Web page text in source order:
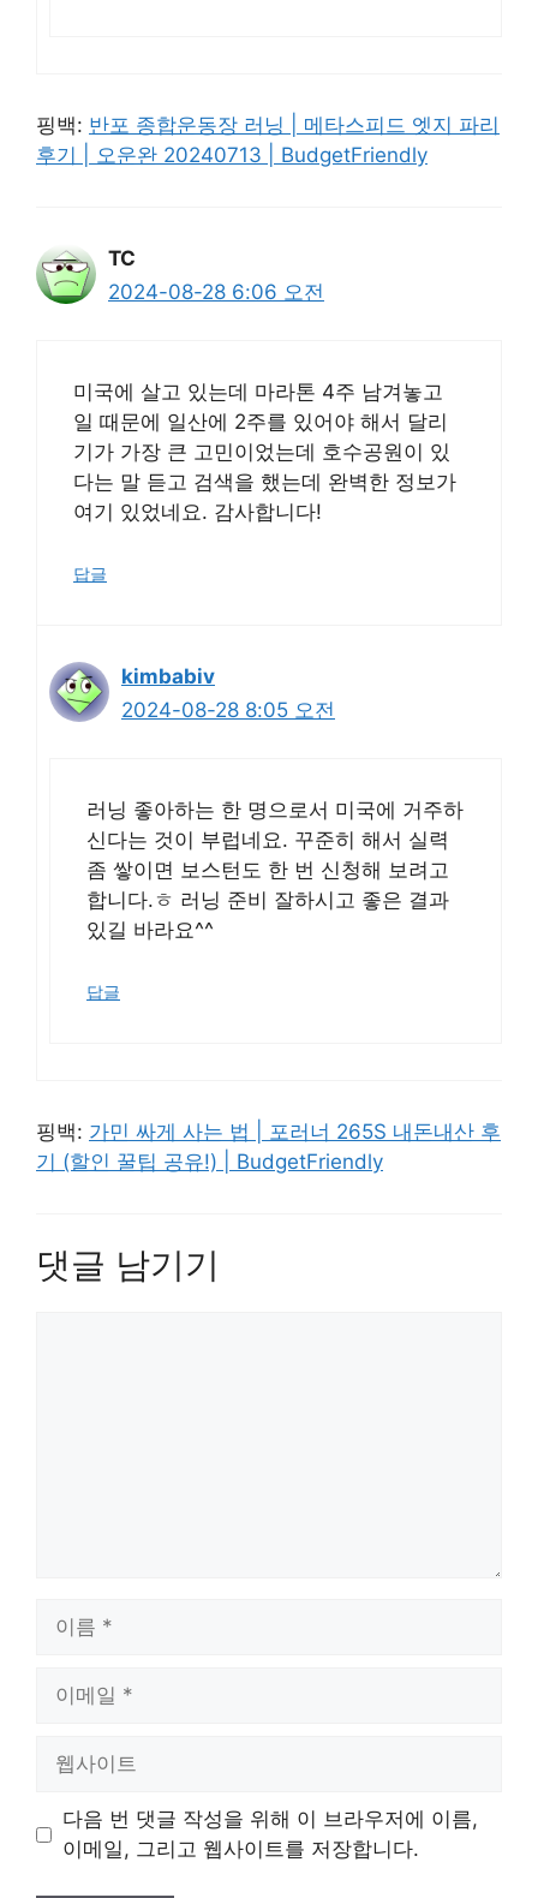
핑백: 반포 종합운동장 러닝 | 메타스피드 엣지 파리
후기 | 오운완 20240713 | BudgetFriendly
TC
2024-08-28 6:06 오전
미국에 살고 있는데 마라톤 4주 남겨놓고
일 때문에 일산에 2주를 있어야 해서 달리
기가 가장 큰 고민이었는데 호수공원이 있
다는 말 듣고 검색을 했는데 완벽한 정보가
여기 있었네요. 감사합니다!
답글
kimbabiv
2024-08-28 8:05 오전
러닝 좋아하는 한 명으로서 미국에 거주하
신다는 것이 부럽네요. 꾸준히 해서 실력
좀 쌓이면 보스턴도 한 번 신청해 보려고
합니다.ㅎ 러닝 준비 잘하시고 좋은 결과
있길 바라요^^
답글
핑백: 가민 싸게 사는 법 | 포러너 265S 내돈내산 후
기 (할인 꿀팁 공유!) | BudgetFriendly
댓글 남기기
트
다음 번 댓글 작성을 위해 이 브라우저에 이름,
이메일, 그리고 웹사이트를 저장합니다.